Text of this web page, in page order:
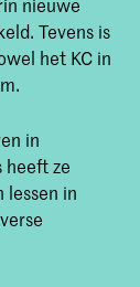
Tevens is
het KC in
in
heeft ze
lessen in